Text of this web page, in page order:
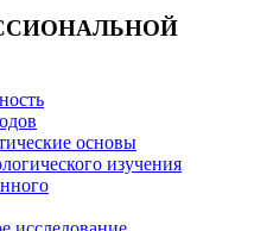
основы
изучения